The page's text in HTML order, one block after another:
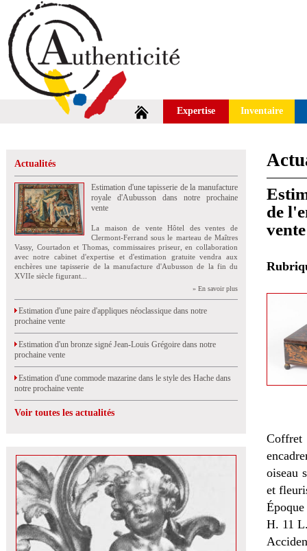
Expertise Inventaire
Actualités
Estimation d'une tapisserie de la manufacture
royale d'Aubusson dans notre prochaine
vente
La maison de vente Hôtel des ventes de
Clermont-Ferrand sous le marteau de Maîtres
Vassy, Courtadon et Thomas, commissaires priseur, en collaboration
avec notre cabinet d'expertise et d'estimation gratuite vendra aux
enchères une tapisserie de la manufacture d'Aubusson de la fin du
XVIIe siècle figurant...
» En savoir plus
Estimation d'une paire d'appliques néoclassique dans notre
prochaine vente
Estimation d'un bronze signé Jean-Louis Grégoire dans notre
prochaine vente
Estimation d'une commode mazarine dans le style des Hache dans
notre prochaine vente
Voir toutes les actualités
de
oiseau
et
H. 11